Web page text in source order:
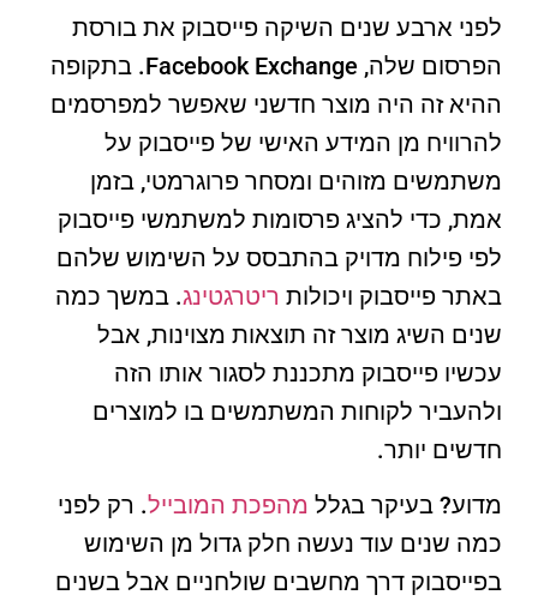
לפני ארבע שנים השיקה פייסבוק את בורסת
הפרסום שלה, Facebook Exchange. בתקופה
ההיא זה היה מוצר חדשני שאפשר למפרסמים
להרוויח מן המידע האישי של פייסבוק על
משתמשים מזוהים ומסחר פרוגרמטי, בזמן
אמת, כדי להציג פרסומות למשתמשי פייסבוק
לפי פילוח מדויק בהתבסס על השימוש שלהם
באתר פייסבוק ויכולות ריטרגטינג. במשך כמה
שנים השיג מוצר זה תוצאות מצוינות, אבל
עכשיו פייסבוק מתכננת לסגור אותו הזה
ולהעביר לקוחות המשתמשים בו למוצרים
חדשים יותר.
מדוע? בעיקר בגלל מהפכת המובייל. רק לפני
כמה שנים עוד נעשה חלק גדול מן השימוש
בפייסבוק דרך מחשבים שולחניים אבל בשנים